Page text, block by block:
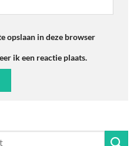
opslaan in deze browser
ik een reactie plaats.